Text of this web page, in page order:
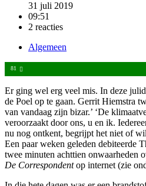
31 juli 2019
09:51
2 reacties
Algemeen
81
Er ging wel erg veel mis. In deze
de Poel op te gaan. Gerrit Hiemstra
van vandaag zijn bizar.’ ‘De
veroorzaakt door ons, u en ik.
nu nog ontkent, begrijpt het niet of
Een paar weken geleden debiteerde
twee minuten achttien onwaarheden
De Correspondentop internet (zie